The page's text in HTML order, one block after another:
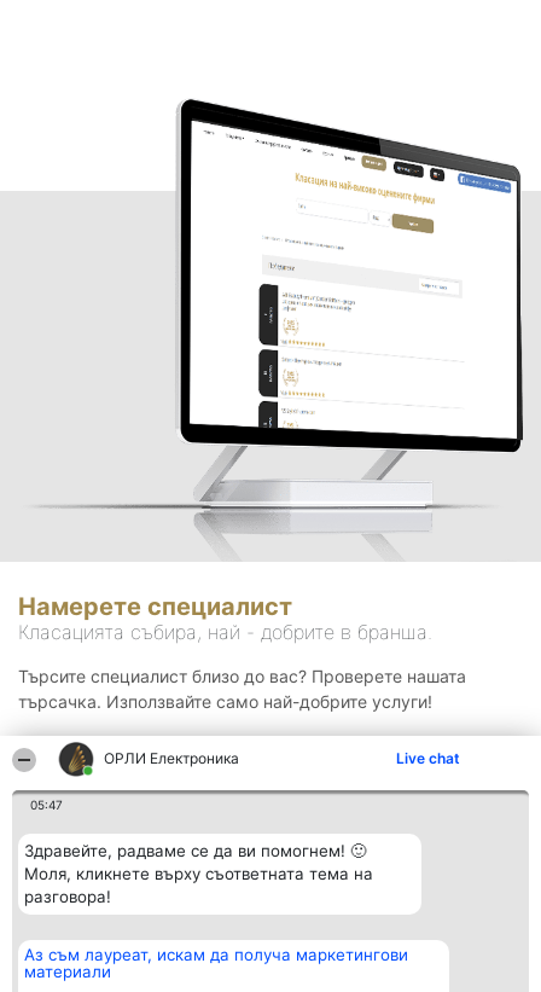
ОРЛИ Електроника Live chat
05:47
Здравейте, радваме се да ви помогнем! 🙂
Моля, кликнете върху съответната тема на
разговора!
Аз съм лауреат, искам да получа маркетингови
материали
Намерете специалист
Класацията събира, най - добрите в бранша.
Търсите специалист близо до вас? Проверете нашата
търсачка. Използвайте само най-добрите услуги!
Организатор на
класиране
Класация Контакти